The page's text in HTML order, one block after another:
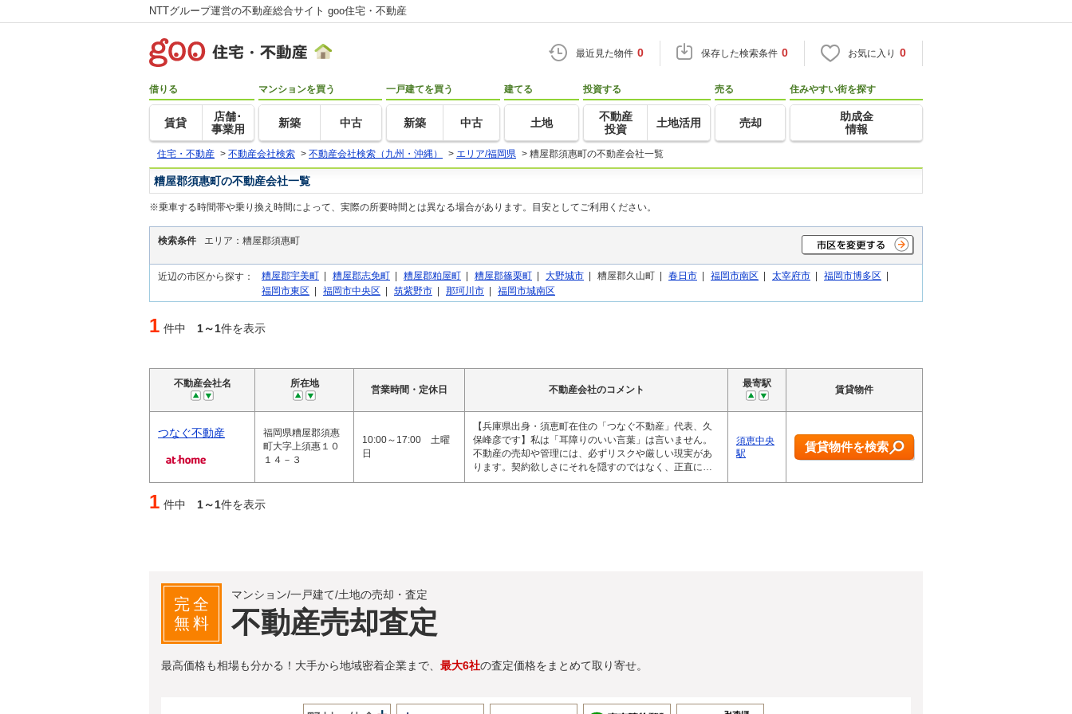
NTTグループ運営の不動産総合サイト goo住宅・不動産
最近見た物件 0 保存した検索条件 0 お気に入り 0
借りる
賃貸
店舗･
事業用
マンションを買う
新築 中古
一戸建てを買う
新築 中古
建てる
土地
投資する
不動産
投資
土地活用
売る
売却
住みやすい街を探す
助成金
情報
住宅・不動産 > 不動産会社検索 > 不動産会社検索（九州・沖縄） > エリア/福岡県 > 糟屋郡須惠町の不動産会社一覧
糟屋郡須惠町の不動産会社一覧
※乗車する時間帯や乗り換え時間によって、実際の所要時間とは異なる場合があります。目安としてご利用ください。
検索条件 エリア：糟屋郡須惠町
近辺の市区から探す： 糟屋郡宇美町 | 糟屋郡志免町 | 糟屋郡粕屋町 | 糟屋郡篠栗町 | 大野城市 | 糟屋郡久山町 | 春日市 | 福岡市南区 | 太宰府市 | 福岡市博多区 |
福岡市東区 | 福岡市中央区 | 筑紫野市 | 那珂川市 | 福岡市城南区
1 件中 1～1件を表示
不動産会社名 所在地
営業時間・定休日 不動産会社のコメント
最寄駅
賃貸物件
つなぐ不動産
福岡県糟屋郡須惠
町大字上須惠１０
１４－３
10:00～17:00 土曜
日
【兵庫県出身・須恵町在住の「つなぐ不動産」代表、久
保峰彦です】私は「耳障りのいい言葉」は言いません。
不動産の売却や管理には、必ずリスクや厳しい現実があ
ります。契約欲しさにそれを隠すのではなく、正直に…
須恵中央
駅
賃貸物件を検索
1 件中 1～1件を表示
完全
無料
マンション/一戸建て/土地の売却・査定
不動産売却査定
最高価格も相場も分かる！大手から地域密着企業まで、 最大6社の査定価格をまとめて取り寄せ。